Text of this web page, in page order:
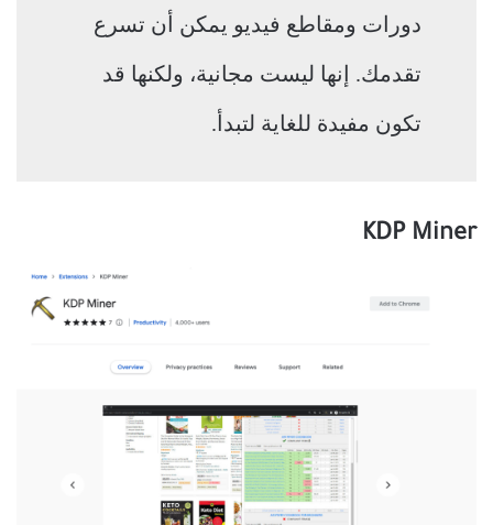
دورات ومقاطع فيديو يمكن أن تسرع
تقدمك. إنها ليست مجانية، ولكنها قد
تكون مفيدة للغاية لتبدأ.
KDP Miner